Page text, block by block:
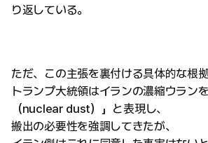
り返している。
ただ、この主張を裏付ける具体的な根
トランプ大統領はイランの濃縮ウラン
（nuclear dust）」と表現し、
搬出の必要性を強調してきたが、